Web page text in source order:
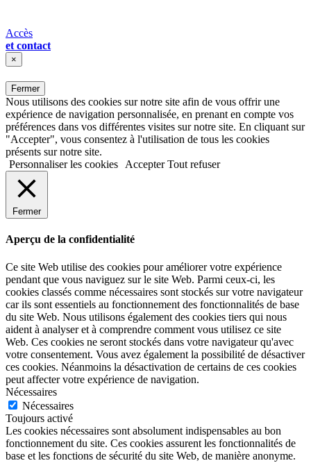
Accès
et contact
×
Fermer
Nous utilisons des cookies sur notre site afin de vous offrir une
expérience de navigation personnalisée, en prenant en compte vos
préférences dans vos différentes visites sur notre site. En cliquant sur
"Accepter", vous consentez à l'utilisation de tous les cookies
présents sur notre site.
Personnaliser les cookies
Accepter Tout refuser
Fermer
Aperçu de la confidentialité
Ce site Web utilise des cookies pour améliorer votre expérience
pendant que vous naviguez sur le site Web. Parmi ceux-ci, les
cookies classés comme nécessaires sont stockés sur votre navigateur
car ils sont essentiels au fonctionnement des fonctionnalités de base
du site Web. Nous utilisons également des cookies tiers qui nous
aident à analyser et à comprendre comment vous utilisez ce site
Web. Ces cookies ne seront stockés dans votre navigateur qu'avec
votre consentement. Vous avez également la possibilité de désactiver
ces cookies. Néanmoins la désactivation de certains de ces cookies
peut affecter votre expérience de navigation.
Nécessaires
Nécessaires
Toujours activé
Les cookies nécessaires sont absolument indispensables au bon
fonctionnement du site. Ces cookies assurent les fonctionnalités de
base et les fonctions de sécurité du site Web, de manière anonyme.